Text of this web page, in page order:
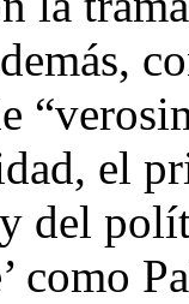
el
del
como